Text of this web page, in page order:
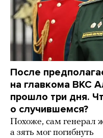
После
на главкома ВКС
прошло три дня.
о случившемся?
Похоже, сам генерал
а зять мог погибнуть